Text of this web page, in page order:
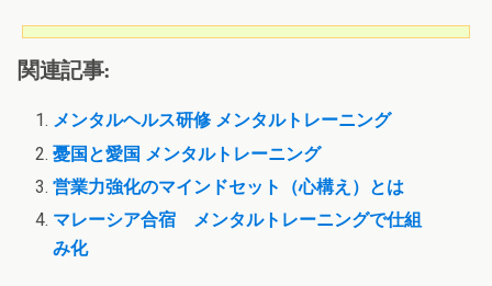
関連記事:
メンタルヘルス研修 メンタルトレーニング
憂国と愛国 メンタルトレーニング
営業力強化のマインドセット（心構え）とは
マレーシア合宿 メンタルトレーニングで仕組
み化